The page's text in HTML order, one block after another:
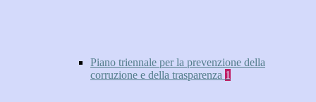
Piano triennale per la prevenzione della
corruzione e della trasparenza 1